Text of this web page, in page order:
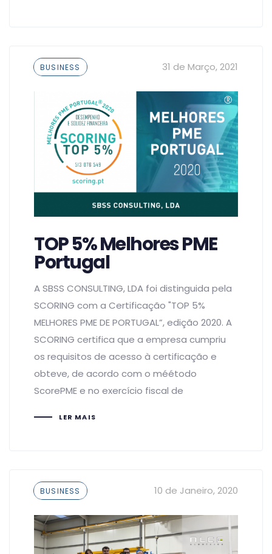
Tags
BUSINESS 31 de Março, 2021
TOP 5% Melhores PME
Portugal
A SBSS CONSULTING, LDA foi distinguida pela
SCORING com a Certificação "TOP 5%
MELHORES PME DE PORTUGAL”, edição 2020. A
SCORING certifica que a empresa cumpriu
os requisitos de acesso à certificação e
obteve, de acordo com o méétodo
ScorePME e no exercício fiscal de
LER MAIS
Tags
BUSINESS 10 de Janeiro, 2020